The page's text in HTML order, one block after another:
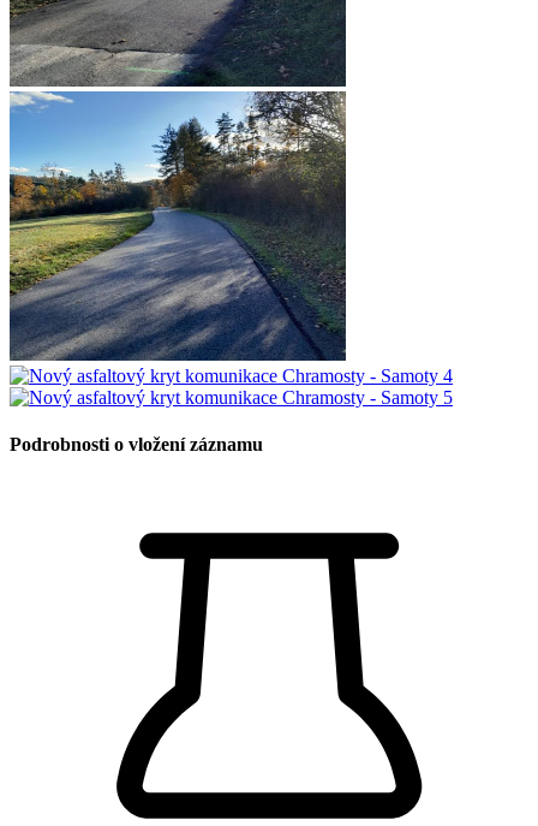
Podrobnosti o vložení záznamu